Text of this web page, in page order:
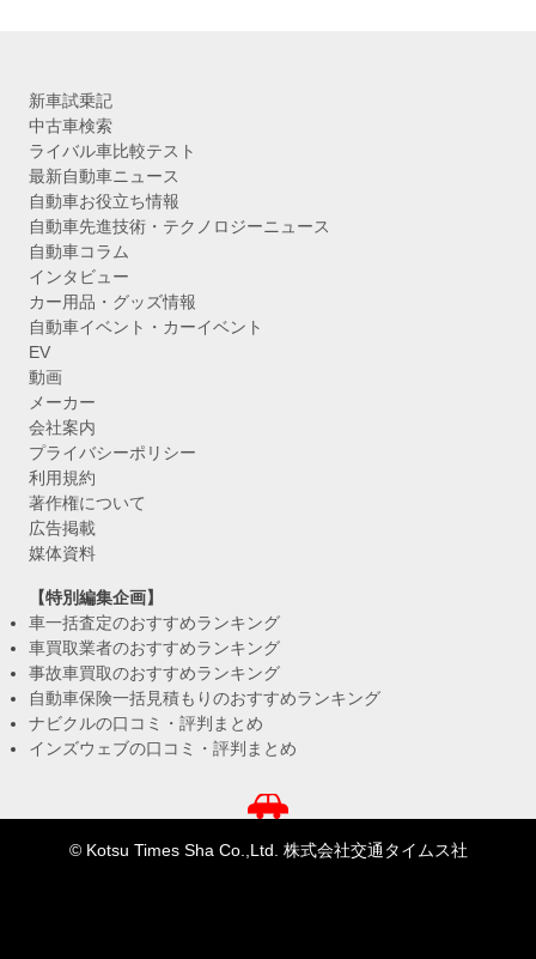
新車試乗記
中古車検索
ライバル車比較テスト
最新自動車ニュース
自動車お役立ち情報
自動車先進技術・テクノロジーニュース
自動車コラム
インタビュー
カー用品・グッズ情報
自動車イベント・カーイベント
EV
動画
メーカー
会社案内
プライバシーポリシー
利用規約
著作権について
広告掲載
媒体資料
【特別編集企画】
車一括査定のおすすめランキング
車買取業者のおすすめランキング
事故車買取のおすすめランキング
自動車保険一括見積もりのおすすめランキング
ナビクルの口コミ・評判まとめ
インズウェブの口コミ・評判まとめ
© Kotsu Times Sha Co.,Ltd. 株式会社交通タイムス社